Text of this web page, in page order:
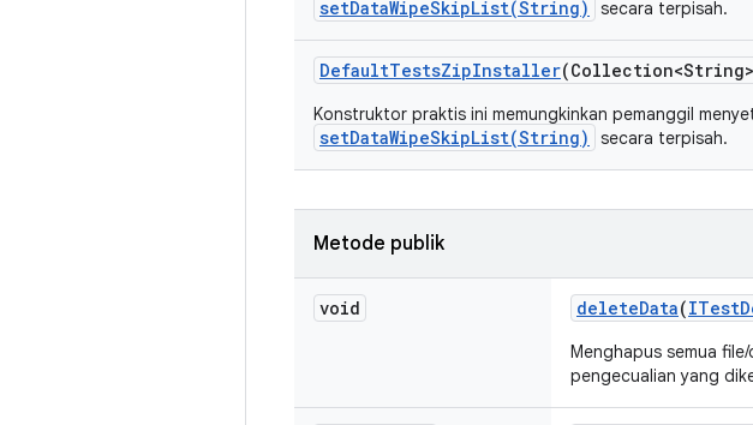
setDataWipeSkipList(String) secara terpisah.
DefaultTestsZipInstaller
Konstruktor praktis ini memungkinkan pemanggil
setDataWipeSkipList(String) secara terpisah.
Metode publik
void deleteData(ITest
Menghapus semua
pengecualian yang